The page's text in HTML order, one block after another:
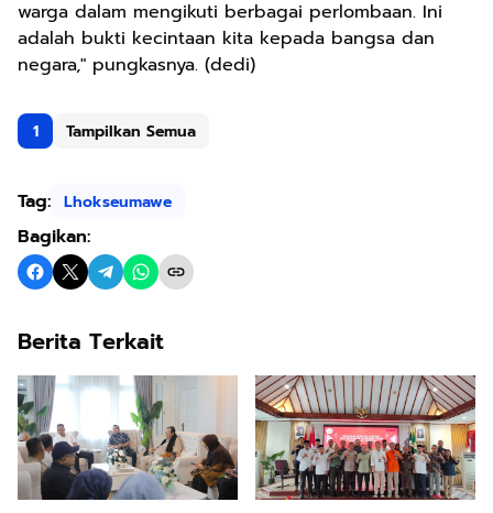
warga dalam mengikuti berbagai perlombaan. Ini
adalah bukti kecintaan kita kepada bangsa dan
negara," pungkasnya. (dedi)
1 Tampilkan Semua
Tag: Lhokseumawe
Bagikan:
Berita Terkait